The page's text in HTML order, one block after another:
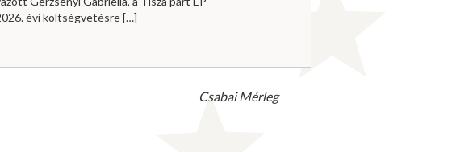
évi költségvetésre[…]
Csabai Mérleg